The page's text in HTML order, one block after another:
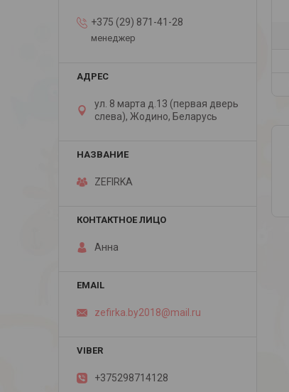
+375 (29) 871-41-28
менеджер
ул. 8 марта д.13 (первая дверь
слева), Жодино, Беларусь
ZEFIRKA
Анна
zefirka.by2018@mail.ru
+375298714128